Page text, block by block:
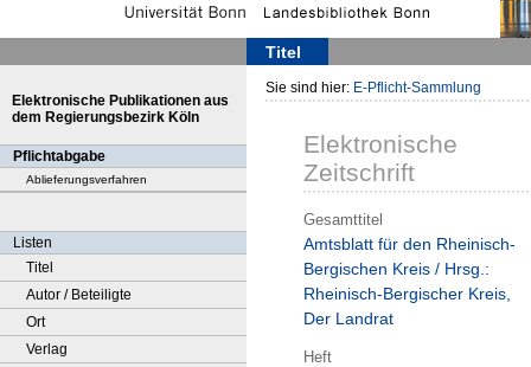
Titel
Elektronische Publikationen aus
dem Regierungsbezirk Köln
Pflichtabgabe
Ablieferungsverfahren
Listen
Titel
Autor / Beteiligte
Ort
Verlag
Sie sind hier: E-Pflicht-Sammlung
Elektronische
Zeitschrift
Gesamttitel
Amtsblatt für den Rheinisch-
Bergischen Kreis / Hrsg.:
Rheinisch-Bergischer Kreis,
Der Landrat
Heft